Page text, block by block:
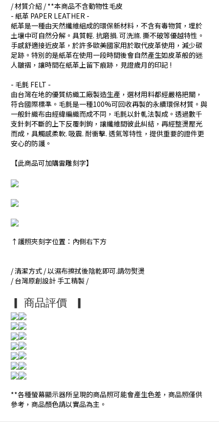
/ 材質介紹 / **本商品不含動物性毛皮
- 紙革 PAPER LEATHER -
紙革是一種由天然纖維組成的環保新材料，不含有毒物質，埋於
土壤中可自然分解。具質輕. 抗磨損. 可洗滌. 撕不破等優越特性。
手感舒適接近皮革，於許多歐美國家用於取代皮革使用，減少碳
足跡。特別的是紙革在使用一段時間後會自然產生如皮革般的迷
人皺褶，讓時間在紙革上留下痕跡，見證歲月的印記 !
- 毛氈 FELT -
由台灣在地的優質紡織工廠製造生產，選材用料都經嚴格把關，
符合國際標準。毛氈是一種100%可回收再製的永續環保材質。與
一般針織布由經緯編織而成不同，毛氈以針軋法製成。透過數千
支針刺不斷的上下反覆刺鉤，讓纖維間彼此糾結，再經整燙壓光
而成，具觸感柔軟. 吸震. 耐衝擊. 透氣等特性，提供重要的證件更
安心的防護。
【此商品可加購雷雕刻字】
↑護照夾刻字位置：內側右下方
/ 清潔方式 / 以濕布擦拭後陰乾即可.請勿熨燙
/ 台灣原創設計 手工精製 /
▎ 商品評價
**各種螢幕顯示器所呈現的商品照可能會產生色差，商品照僅供
參考，商品顏色請以實品為主。